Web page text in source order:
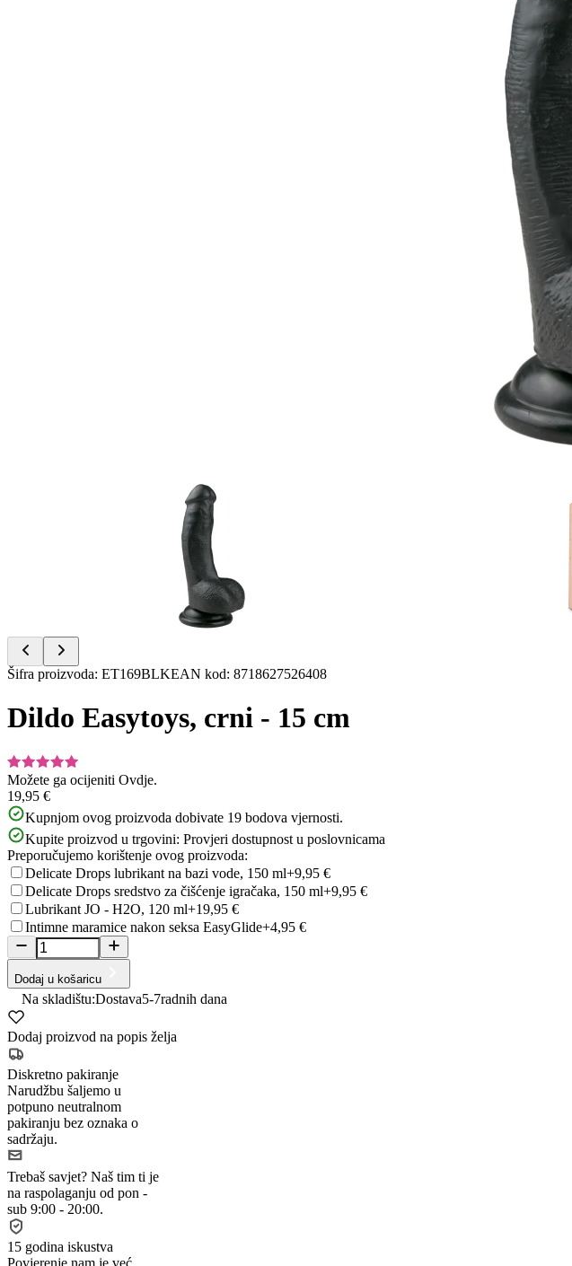
Item
of
Šifra proizvoda: ET169BLKEAN kod: 8718627526408
Dildo Easytoys, crni - 15 cm
Možete ga ocijeniti Ovdje.
19,95 €
Kupnjom ovog proizvoda dobivate 19 bodova vjernosti.
Kupite proizvod u trgovini: Provjeri dostupnost u poslovnicama
Preporučujemo korištenje ovog proizvoda:
Delicate Drops lubrikant na bazi vode, 150 ml+9,95 €
Delicate Drops sredstvo za čišćenje igračaka, 150 ml+9,95 €
Lubrikant JO - H2O, 120 ml+19,95 €
Intimne maramice nakon seksa EasyGlide+4,95 €
Dodaj u košaricu
Na skladištu:Dostava5-7radnih dana
Dodaj proizvod na popis želja
Diskretno pakiranje
Narudžbu šaljemo u
potpuno neutralnom
pakiranju bez oznaka o
sadržaju.
Trebaš savjet? Naš tim ti je
na raspolaganju od pon -
sub 9:00 - 20:00.
15 godina iskustva
Povjerenje nam je već